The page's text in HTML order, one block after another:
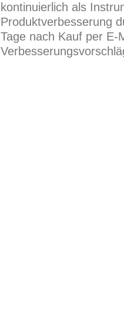
kontinuierlich als
Produktverbesserung
Tage nach Kauf per E-